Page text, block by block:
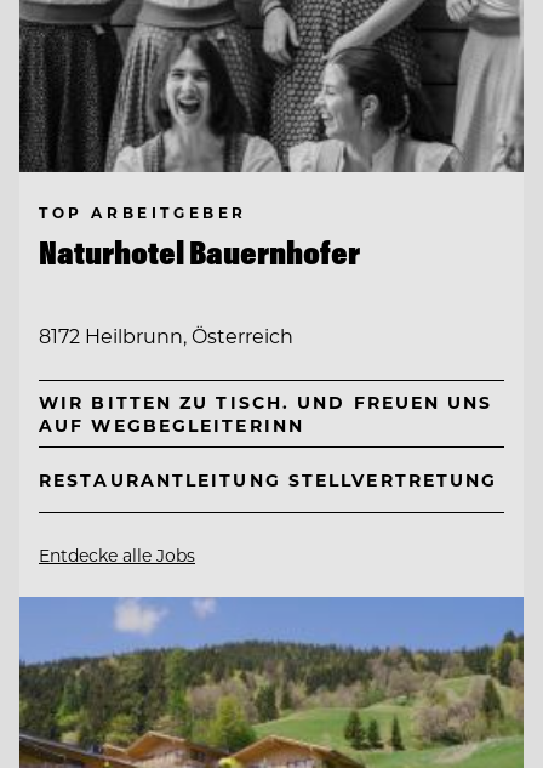
TOP ARBEITGEBER
Naturhotel Bauernhofer
8172 Heilbrunn, Österreich
WIR BITTEN ZU TISCH. UND FREUEN UNS
AUF WEGBEGLEITERINN
RESTAURANTLEITUNG STELLVERTRETUNG
Entdecke alle Jobs